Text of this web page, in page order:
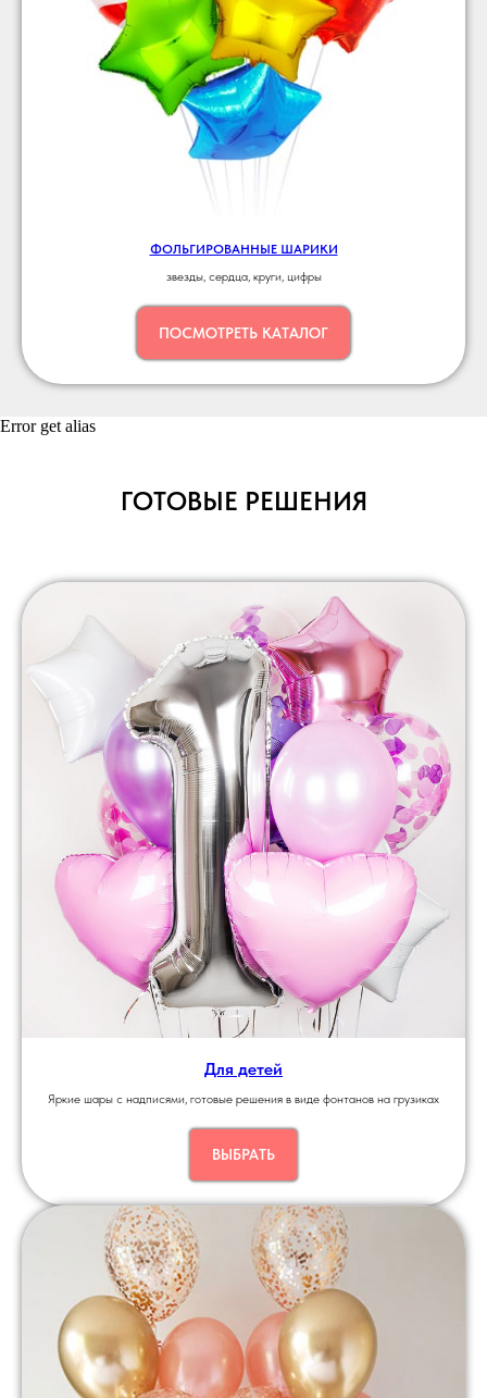
ФОЛЬГИРОВАННЫЕ ШАРИКИ
звезды, сердца, круги, цифры
ПОСМОТРЕТЬ КАТАЛОГ
Error get alias
ГОТОВЫЕ РЕШЕНИЯ
Для детей
Яркие шары с надписями, готовые решения в виде фонтанов на грузиках
ВЫБРАТЬ